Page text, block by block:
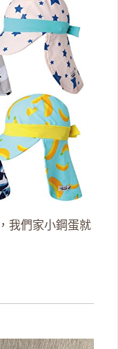
我們家小鋼蛋就